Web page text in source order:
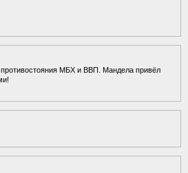
МБХ и ВВП. Мандела привёл